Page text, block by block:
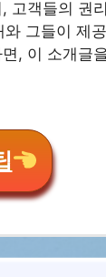
고객들의 권
그들이 제
, 이 소개글